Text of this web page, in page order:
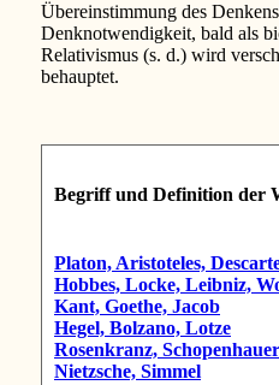
Übereinstimmung des
Denknotwendigkeit, bald als
Relativismus (s. d.) wird
behauptet.
Begriff und Definition der
Platon, Aristoteles,
Hobbes, Locke, Leibniz,
Kant, Goethe, Jacob
Hegel, Bolzano, Lotze
Rosenkranz, Schopenhauer
Nietzsche, Simmel